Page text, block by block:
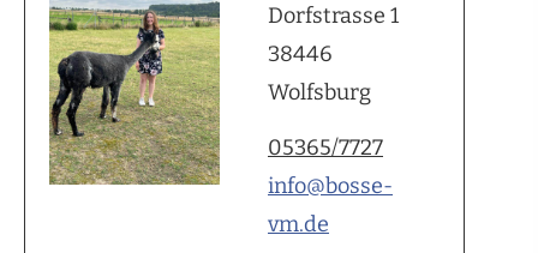
Dorfstrasse 1
38446
Wolfsburg
05365/7727
info@bosse-
vm.de